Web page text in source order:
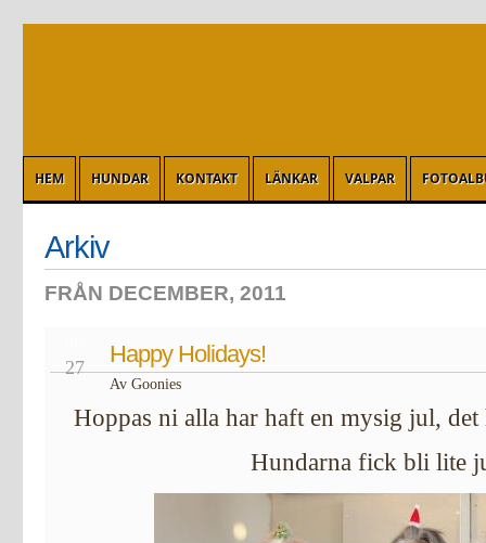
HEM HUNDAR KONTAKT LÄNKAR VALPAR
Arkiv
FRÅN DECEMBER, 2011
27 Happy Holidays!
Av Goonies
Hoppas ni alla har haft en mysig jul,
Hundarna fick bli lite